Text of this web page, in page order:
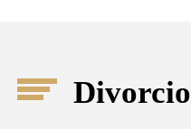
Divorcio